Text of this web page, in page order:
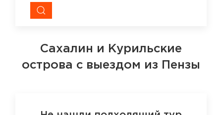
Сахалин и Курильские
острова с выездом из Пензы